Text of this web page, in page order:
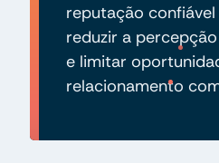
reputação
reduzir a
e limitar
relacionamento